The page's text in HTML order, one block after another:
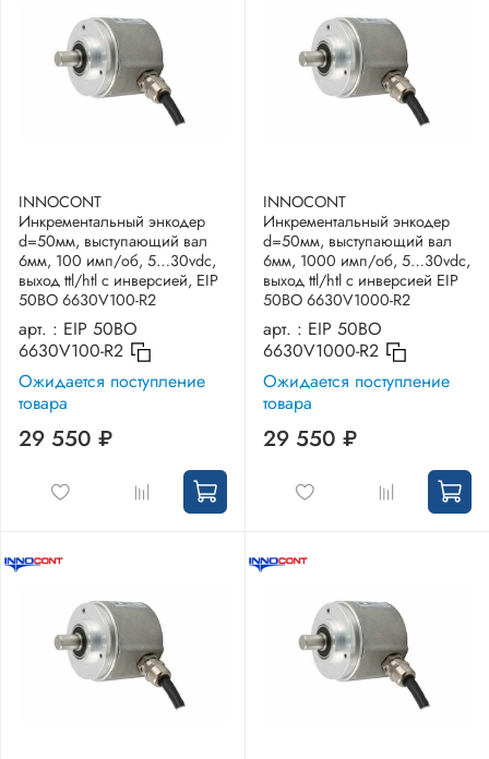
INNOCONT
Инкрементальный энкодер
d=50мм, выступающий вал
6мм, 100 имп/об, 5…30vdc,
выход ttl/htl с инверсией, EIP
50BO 6630V100-R2
арт. : EIP 50BO
6630V100-R2
Ожидается поступление
товара
29 550 ₽
INNOCONT
Инкрементальный энкодер
d=50мм, выступающий вал
6мм, 1000 имп/об, 5…30vdc,
выход ttl/htl с инверсией EIP
50BO 6630V1000-R2
арт. : EIP 50BO
6630V1000-R2
Ожидается поступление
товара
29 550 ₽